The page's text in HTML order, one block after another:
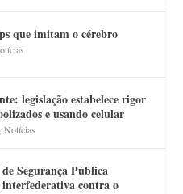
que imitam o cérebro
legislação estabelece rigor
e usando celular
,Notícias
Segurança Pública
interfederativa contra o